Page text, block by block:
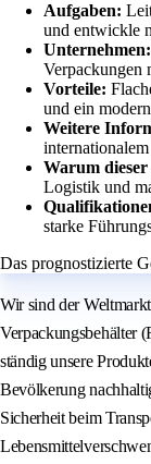
Aufgaben:
und entwickle
Unternehmen:
Verpackungen
Vorteile:
und ein
Weitere
Warum dieser
Logistik und
starke
Das prognostizierte
Wir sind der
Verpackungsbehälter
ständig unsere
Bevölkerung
Sicherheit beim